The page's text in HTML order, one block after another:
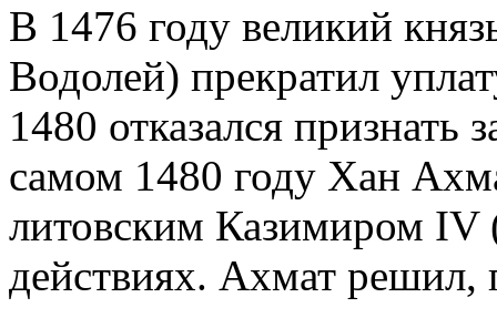
В 1476 году великий
Водолей) прекратил
1480 отказался признать
самом 1480 году Хан
литовским Казимиром IV
действиях. Ахмат решил,